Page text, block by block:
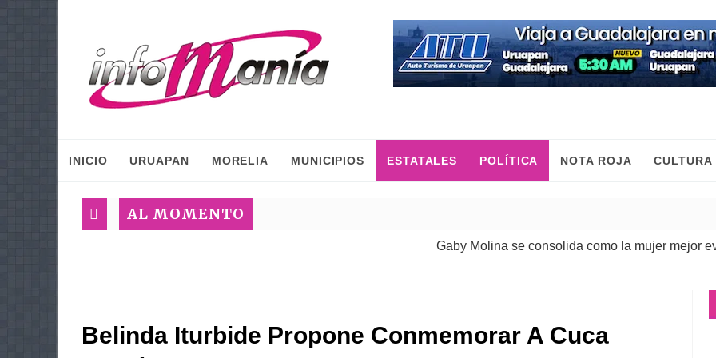
INICIO URUAPAN MORELIA MUNICIPIOS ESTATALES POLÍTICA NOTA ROJA CULTURA
AL MOMENTO
Gaby Molina se consolida como la mujer mejor evaluada
Belinda Iturbide Propone Conmemorar A Cuca